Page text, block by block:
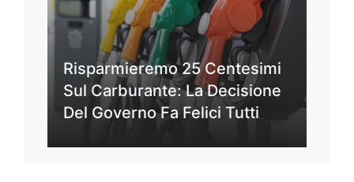
Risparmieremo 25 Centesimi
Sul Carburante: La Decisione
Del Governo Fa Felici Tutti